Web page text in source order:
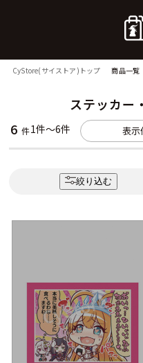
CyStore(サイストア)トップ 商品一覧
ステッカー
6 件1件～6件 表示
絞り込む